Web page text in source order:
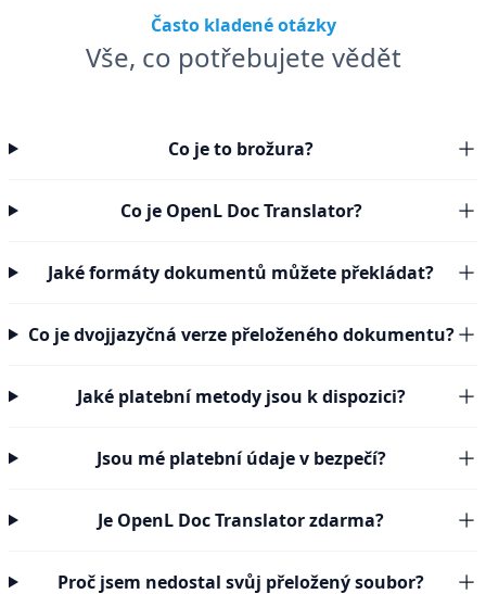
Často kladené otázky
Vše, co potřebujete vědět
Co je to brožura?
Co je OpenL Doc Translator?
Jaké formáty dokumentů můžete překládat?
Co je dvojjazyčná verze přeloženého dokumentu?
Jaké platební metody jsou k dispozici?
Jsou mé platební údaje v bezpečí?
Je OpenL Doc Translator zdarma?
Proč jsem nedostal svůj přeložený soubor?